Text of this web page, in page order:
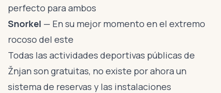
perfecto para ambos
Snorkel — En su mejor momento en el extremo
rocoso del este
Todas las actividades deportivas públicas de
Žnjan son gratuitas, no existe por ahora un
sistema de reservas y las instalaciones